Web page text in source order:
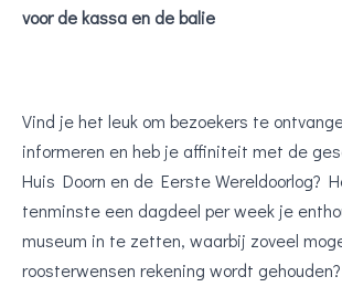
voor de kassa en de balie
Vind je het leuk om bezoekers te
informeren en heb je affiniteit met de
Huis Doorn en de Eerste Wereldoorlog?
tenminste een dagdeel per week je
museum in te zetten, waarbij zoveel
roosterwensen rekening wordt